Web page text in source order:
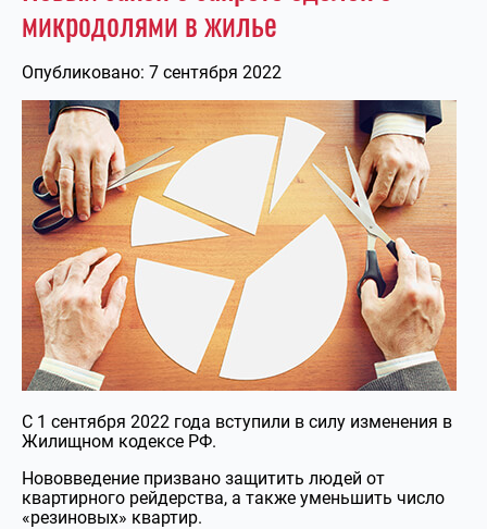
микродолями в жилье
Опубликовано: 7 сентября 2022
С 1 сентября 2022 года вступили в силу изменения в
Жилищном кодексе РФ.
Нововведение призвано защитить людей от
квартирного рейдерства, а также уменьшить число
«резиновых» квартир.